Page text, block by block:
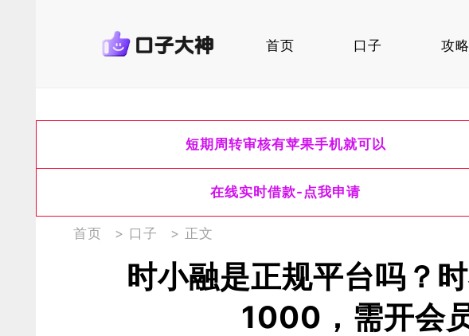
首页 口子 攻略
短期周转审核有苹果手机就可以
在线实时借款-点我申请
首页 > 口子 > 正文
时小融是正规平台吗？
1000，需开会